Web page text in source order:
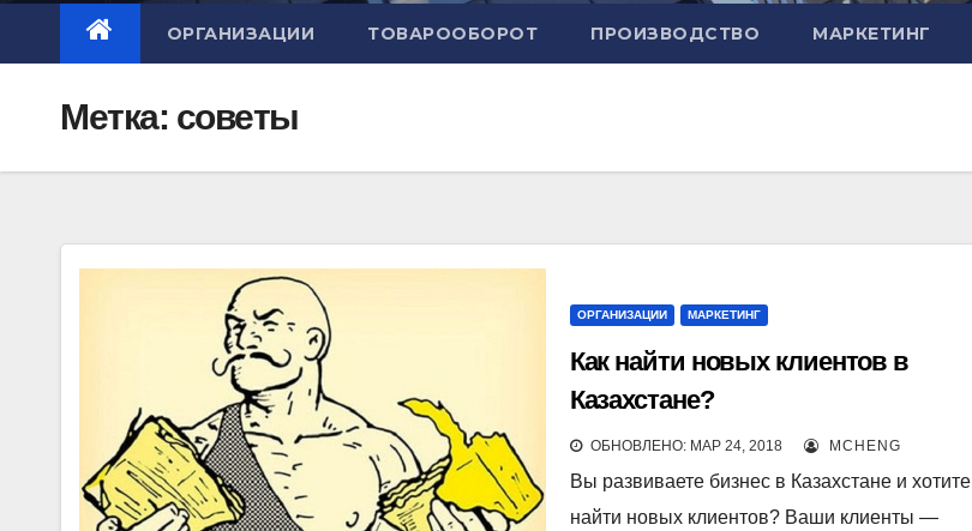
ОРГАНИЗАЦИИ ТОВАРООБОРОТ ПРОИЗВОДСТВО МАРКЕТИНГ
Метка: советы
ОРГАНИЗАЦИИ МАРКЕТИНГ
Как найти новых клиентов в
Казахстане?
ОБНОВЛЕНО: МАР 24, 2018 MCHENG
Вы развиваете бизнес в Казахстане и хотите
найти новых клиентов? Ваши клиенты —